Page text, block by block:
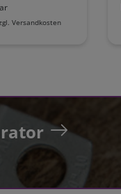
Versandkosten